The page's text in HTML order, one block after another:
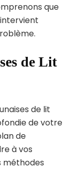
que
de Lit
de lit
de votre
de
à vos
méthodes